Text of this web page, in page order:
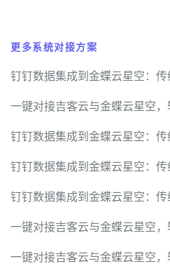
更多系统对接方案
钉钉数据集成到金蝶云星空：
一键对接吉客云与金蝶云星空
钉钉数据集成到金蝶云星空：
钉钉数据集成到金蝶云星空：
钉钉数据集成到金蝶云星空：
一键对接吉客云与金蝶云星空
一键对接吉客云与金蝶云星空